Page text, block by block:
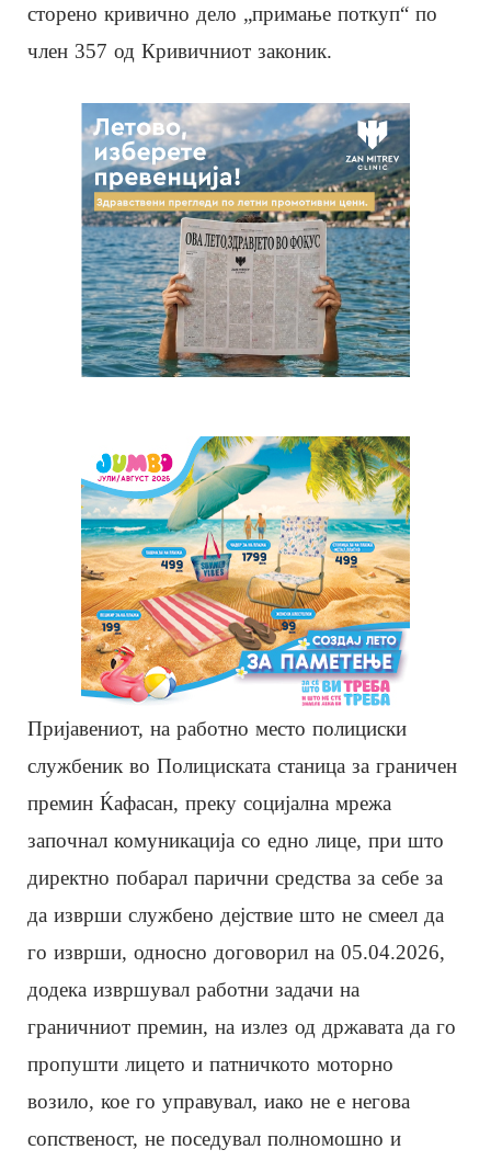
сторено кривично дело „примање поткуп“ по
член 357 од Кривичниот законик.
Пријавениот, на работно место полициски
службеник во Полициската станица за граничен
премин Ќафасан, преку социјална мрежа
започнал комуникација со едно лице, при што
директно побарал парични средства за себе за
да изврши службено дејствие што не смеел да
го изврши, односно договорил на 05.04.2026,
додека извршувал работни задачи на
граничниот премин, на излез од државата да го
пропушти лицето и патничкото моторно
возило, кое го управувал, иако не е негова
сопственост, не поседувал полномошно и